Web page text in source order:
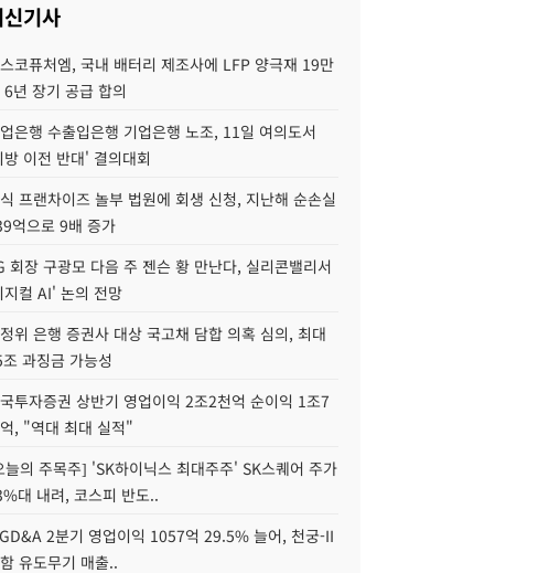
기사
코퓨처엠, 국내 배터리 제조사에 LFP 양극재 19만
6년 장기 공급 합의
은행 수출입은행 기업은행 노조, 11일 여의도서
방 이전 반대' 결의대회
프랜차이즈 놀부 법원에 회생 신청, 지난해 순손실
억으로 9배 증가
회장 구광모 다음 주 젠슨 황 만난다, 실리콘밸리서
지컬 AI' 논의 전망
위 은행 증권사 대상 국고채 담합 의혹 심의, 최대
과징금 가능성
투자증권 상반기 영업이익 2조2천억 순이익 1조7
, "역대 최대 실적"
늘의 주목주] 'SK하이닉스 최대주주' SK스퀘어 주가
대 내려, 코스피 반도..
2분기 영업이익 1057억 29.5% 늘어, 천궁-II
유도무기 매출..